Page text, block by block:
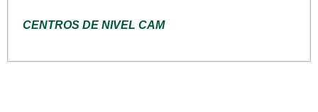
CENTROS DE NIVEL CAM